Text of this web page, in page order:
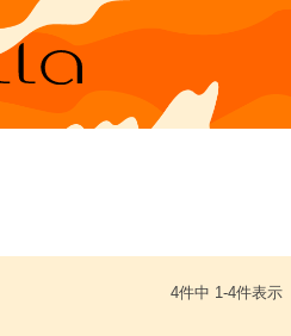
4件中 1-4件表示